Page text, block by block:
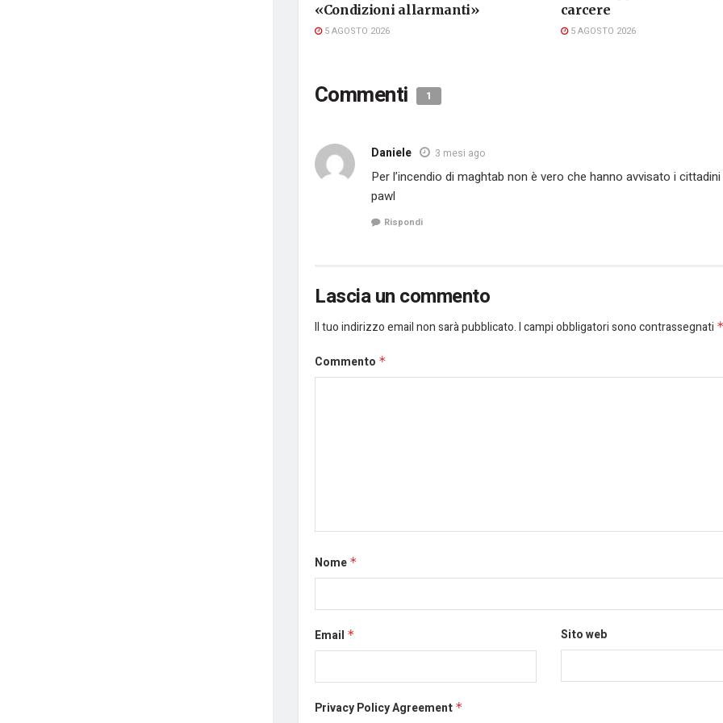
«Condizioni allarmanti»
5 AGOSTO 2026
carcere
5 AGOSTO 2026
Commenti 1
Daniele 3 mesi ago
Per l’incendio di maghtab non è vero che hanno avvisato i
pawl
Rispondi
Lascia un commento
Il tuo indirizzo email non sarà pubblicato.I campi obbligatori sono contrassegnati *
Commento *
Nome *
Email * Sito web
Privacy Policy Agreement *